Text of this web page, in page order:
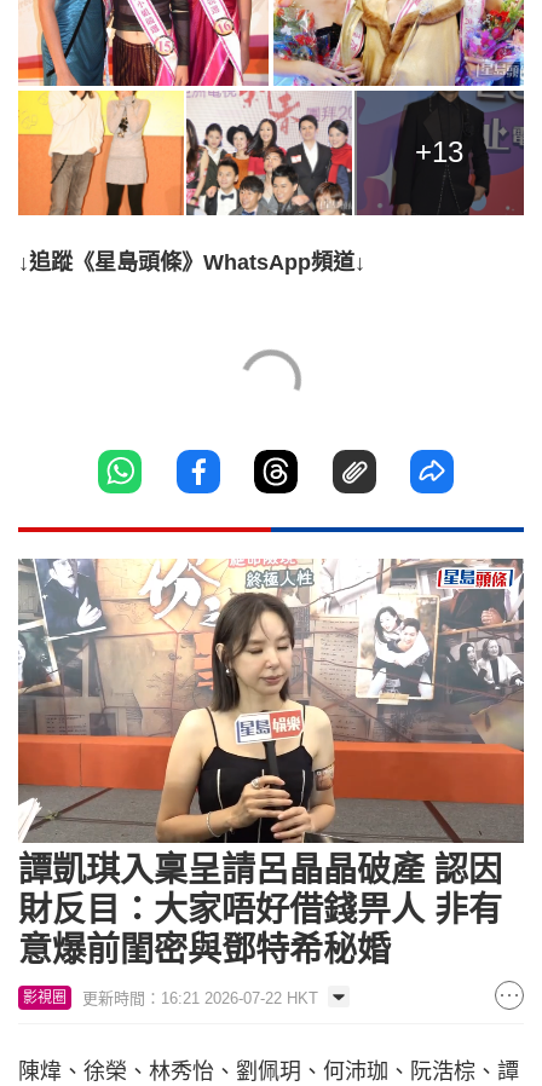
+13
↓追蹤《星島頭條》WhatsApp頻道↓
Unmute Loaded:
10.16%
譚凱琪入稟呈請呂晶晶破產 認因
財反目：大家唔好借錢畀人 非有
意爆前閨密與鄧特希秘婚
影視圈 更新時間：16:21 2026-07-22 HKT
陳煒、徐榮、林秀怡、劉佩玥、何沛珈、阮浩棕、譚